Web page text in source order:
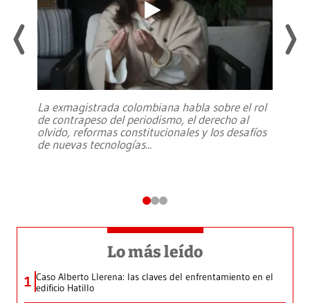
La exmagistrada colombiana habla sobre el rol
de contrapeso del periodismo, el derecho al
olvido, reformas constitucionales y los desafíos
de nuevas tecnologías...
Lo más leído
1 Caso Alberto Llerena: las claves del enfrentamiento en el
edificio Hatillo